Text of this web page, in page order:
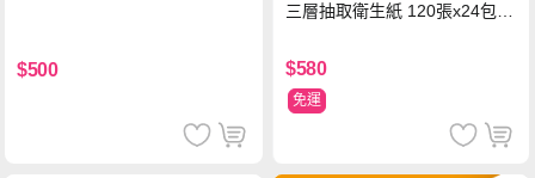
$500
三層抽取衛生紙 120張x24包x1
$580
免運